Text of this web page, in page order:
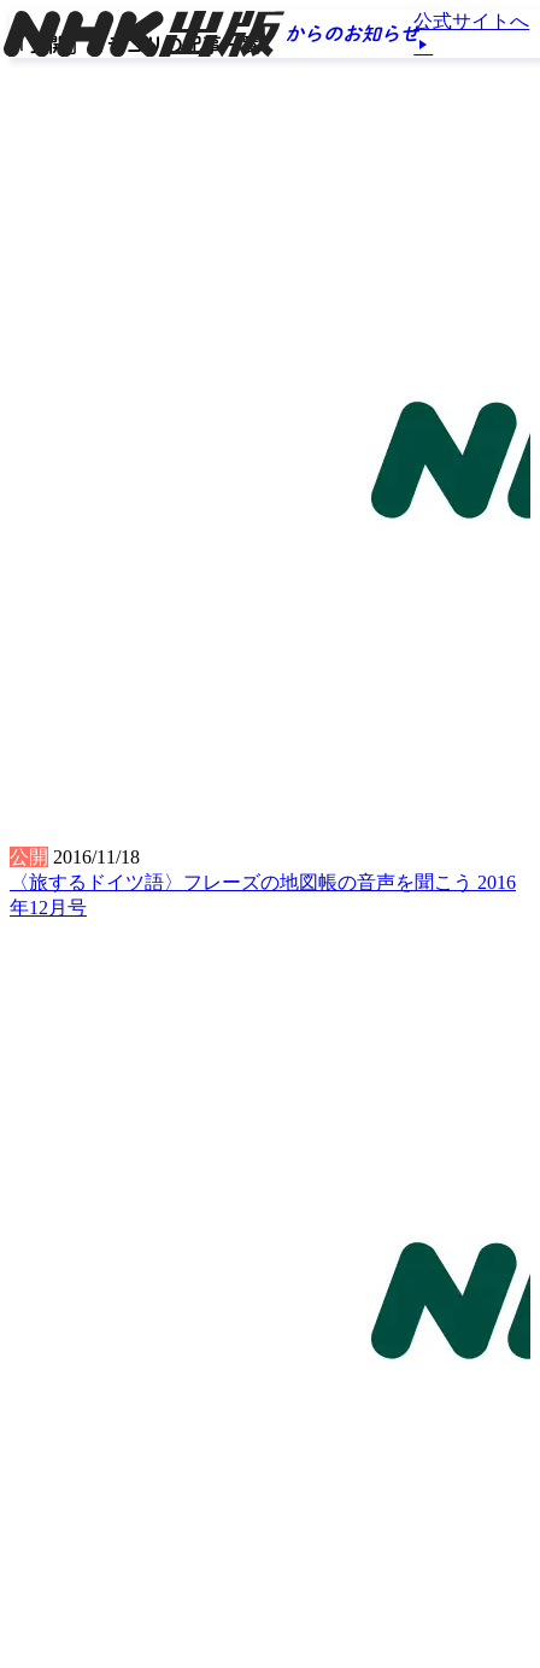
からのお知らせ
公式サイトへ
「公開」カテゴリの記事一覧
公開 2016/11/18
〈旅するドイツ語〉フレーズの地図帳の音声を聞こう 2016
年12月号